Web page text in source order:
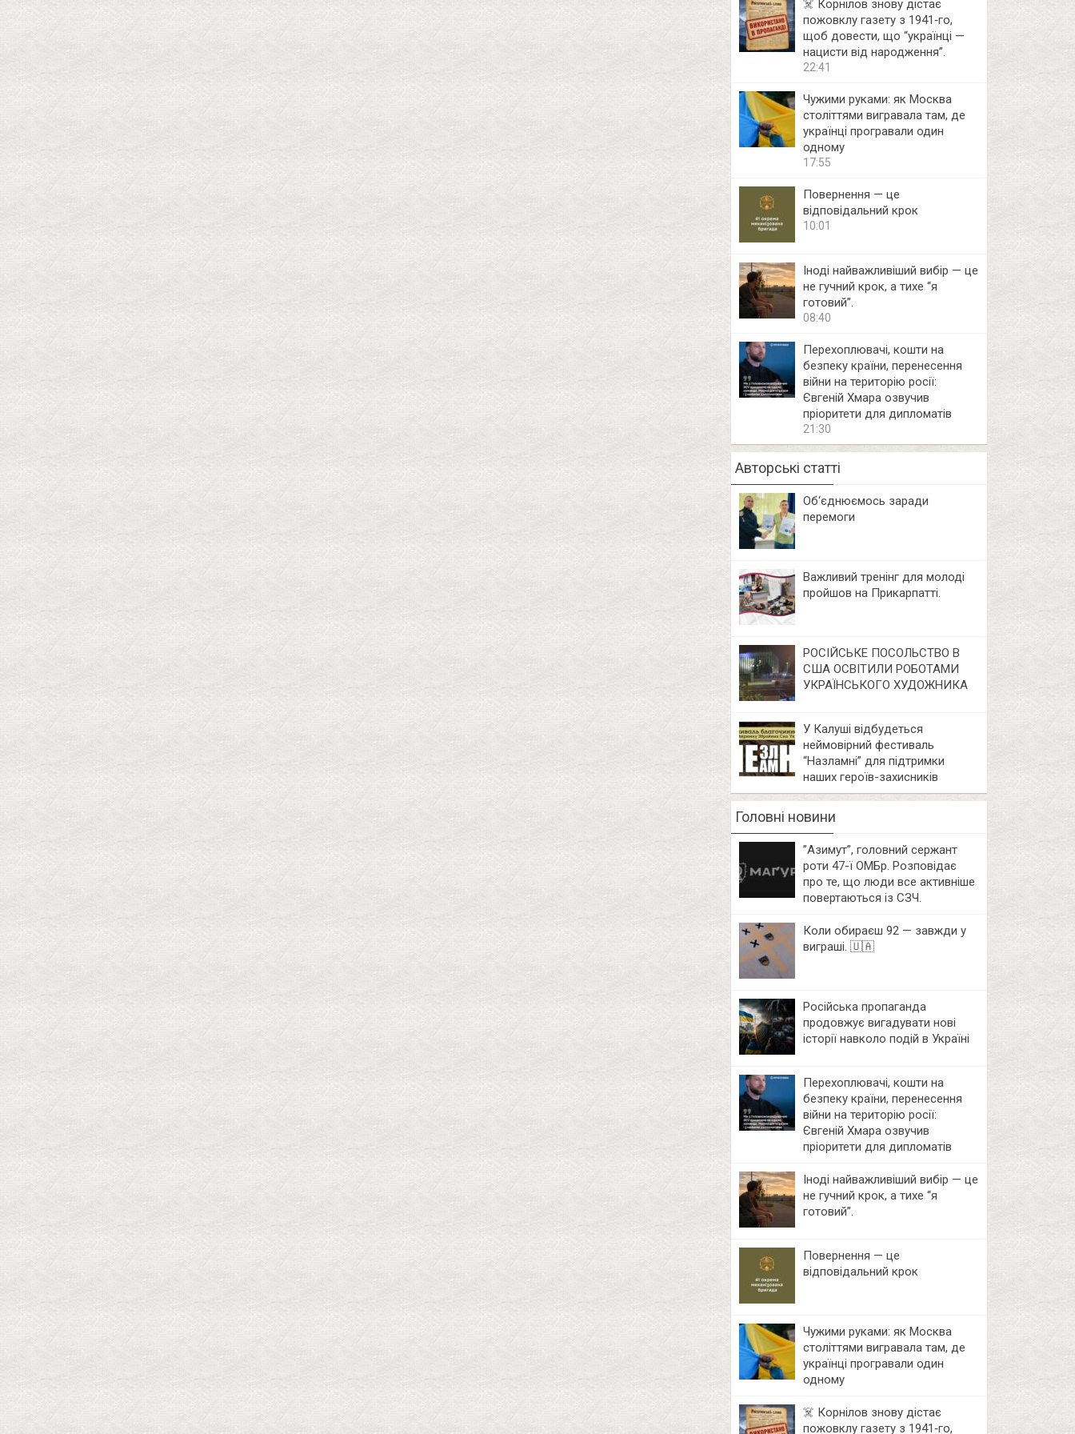
☠️ Корнілов знову дістає
пожовклу газету з 1941‑го,
щоб довести, що “українці —
нацисти від народження”.
22:41
Чужими руками: як Москва
століттями вигравала там, де
українці програвали один
одному
17:55
Повернення — це
відповідальний крок
10:01
Іноді найважливіший вибір — це
не гучний крок, а тихе “я
готовий”.
08:40
Перехоплювачі, кошти на
безпеку країни, перенесення
війни на територію росії:
Євгеній Хмара озвучив
пріоритети для дипломатів
21:30
Авторські статті
Об‘єднюємось заради
перемоги
Важливий тренінг для молоді
пройшов на Прикарпатті.
РОСІЙСЬКЕ ПОСОЛЬСТВО В
США ОСВІТИЛИ РОБОТАМИ
УКРАЇНСЬКОГО ХУДОЖНИКА
У Калуші відбудеться
неймовірний фестиваль
“Назламні” для підтримки
наших героїв-захисників
Головні новини
⁨”Азимут”, головний сержант
роти 47-ї ОМБр. Розповідає
про те, що люди все активніше
повертаються із СЗЧ.
Коли обираєш 92 — завжди у
виграші. 🇺🇦
Російська пропаганда
продовжує вигадувати нові
історії навколо подій в Україні
Перехоплювачі, кошти на
безпеку країни, перенесення
війни на територію росії:
Євгеній Хмара озвучив
пріоритети для дипломатів
Іноді найважливіший вибір — це
не гучний крок, а тихе “я
готовий”.
Повернення — це
відповідальний крок
Чужими руками: як Москва
століттями вигравала там, де
українці програвали один
одному
☠️ Корнілов знову дістає
пожовклу газету з 1941‑го,